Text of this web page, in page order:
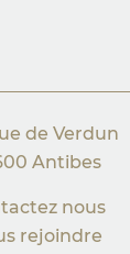
de Verdun
Antibes
nous
rejoindre